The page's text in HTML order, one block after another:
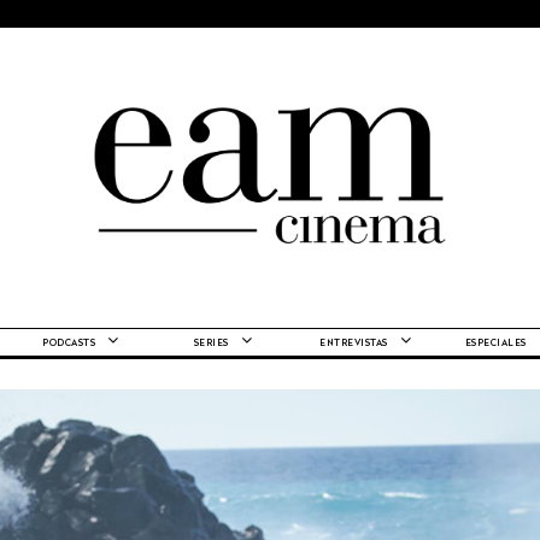
PODCASTS SERIES ENTREVISTAS ESPECIALES